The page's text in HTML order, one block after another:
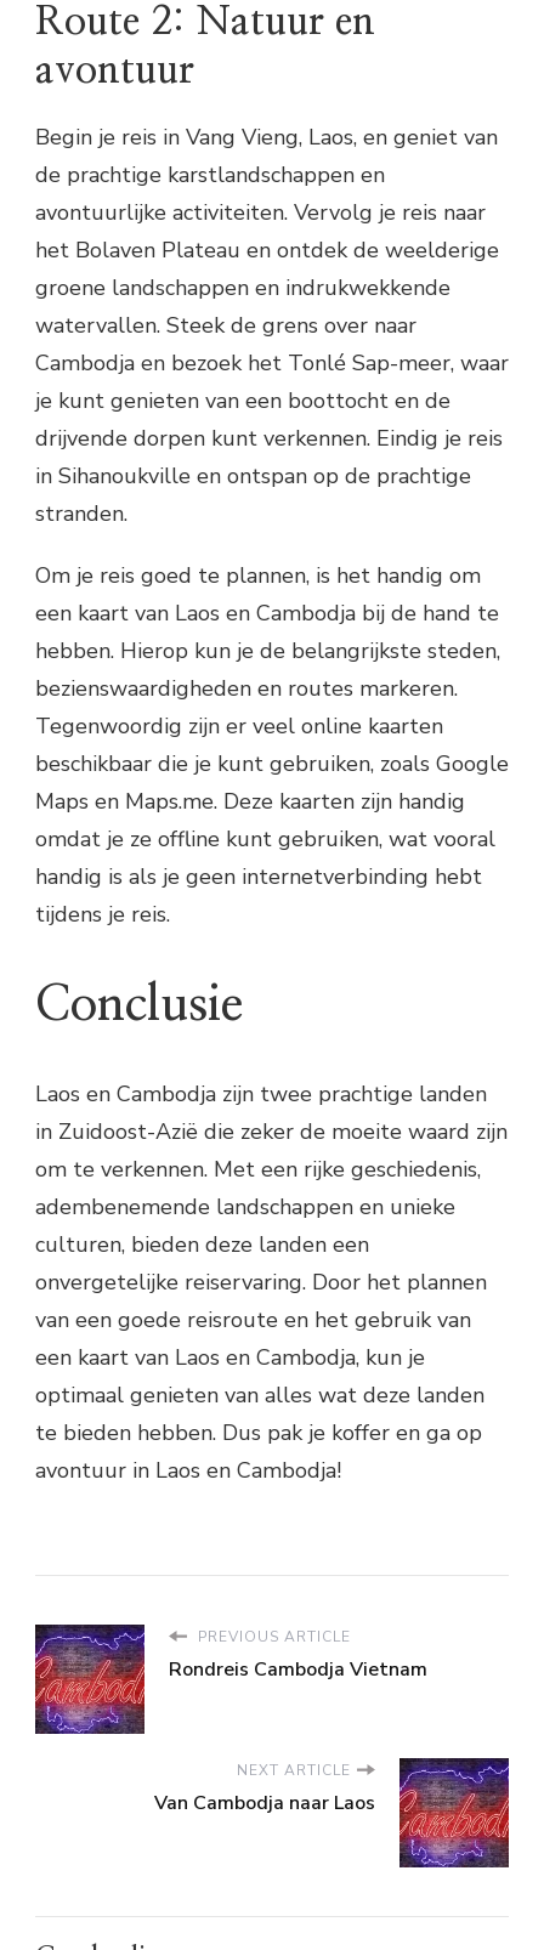
Route 2: Natuur en
avontuur
Begin je reis in Vang Vieng, Laos, en geniet van
de prachtige karstlandschappen en
avontuurlijke activiteiten. Vervolg je reis naar
het Bolaven Plateau en ontdek de weelderige
groene landschappen en indrukwekkende
watervallen. Steek de grens over naar
Cambodja en bezoek het Tonlé Sap-meer, waar
je kunt genieten van een boottocht en de
drijvende dorpen kunt verkennen. Eindig je reis
in Sihanoukville en ontspan op de prachtige
stranden.
Om je reis goed te plannen, is het handig om
een kaart van Laos en Cambodja bij de hand te
hebben. Hierop kun je de belangrijkste steden,
bezienswaardigheden en routes markeren.
Tegenwoordig zijn er veel online kaarten
beschikbaar die je kunt gebruiken, zoals Google
Maps en Maps.me. Deze kaarten zijn handig
omdat je ze offline kunt gebruiken, wat vooral
handig is als je geen internetverbinding hebt
tijdens je reis.
Conclusie
Laos en Cambodja zijn twee prachtige landen
in Zuidoost-Azië die zeker de moeite waard zijn
om te verkennen. Met een rijke geschiedenis,
adembenemende landschappen en unieke
culturen, bieden deze landen een
onvergetelijke reiservaring. Door het plannen
van een goede reisroute en het gebruik van
een kaart van Laos en Cambodja, kun je
optimaal genieten van alles wat deze landen
te bieden hebben. Dus pak je koffer en ga op
avontuur in Laos en Cambodja!
PREVIOUS ARTICLE
Rondreis Cambodja Vietnam
NEXT ARTICLE
Van Cambodja naar Laos